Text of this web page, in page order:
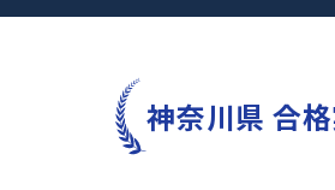
完全マンツーマンで自分に合っ
さらに、単元別の学習の理解度が
や授業内容や授業以外の勉
「DAILY TRY」
など、豊富な学
神奈川県 合